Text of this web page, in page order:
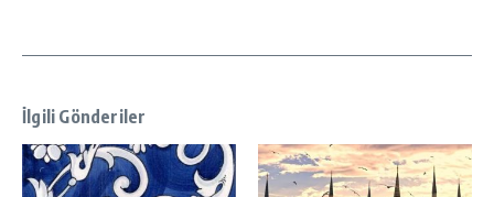
İlgili Gönderiler